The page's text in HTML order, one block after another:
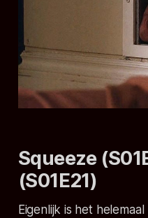
Squeeze
(S01E21)
Eigenlijk is het